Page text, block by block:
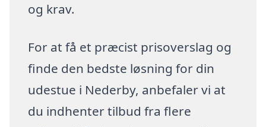
og krav.
For at få et præcist prisoverslag og
finde den bedste løsning for din
udestue i Nederby, anbefaler vi at
du indhenter tilbud fra flere